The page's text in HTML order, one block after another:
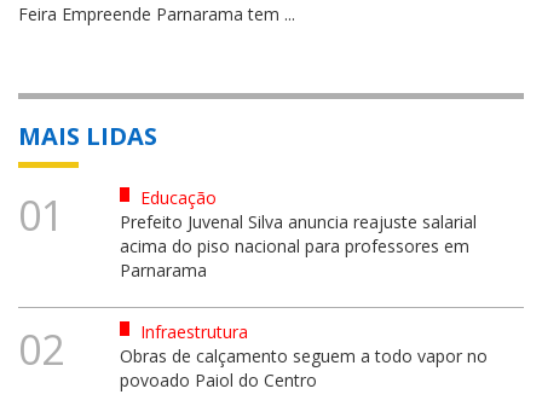
Feira Empreende Parnarama tem ...
MAIS LIDAS
01
Educação
Prefeito Juvenal Silva anuncia reajuste salarial
acima do piso nacional para professores em
Parnarama
02
Infraestrutura
Obras de calçamento seguem a todo vapor no
povoado Paiol do Centro